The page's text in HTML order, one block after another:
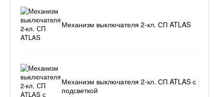
Механизм выключателя 2-кл. СП ATLAS
Механизм выключателя 2-кл. СП ATLAS с
подсветкой